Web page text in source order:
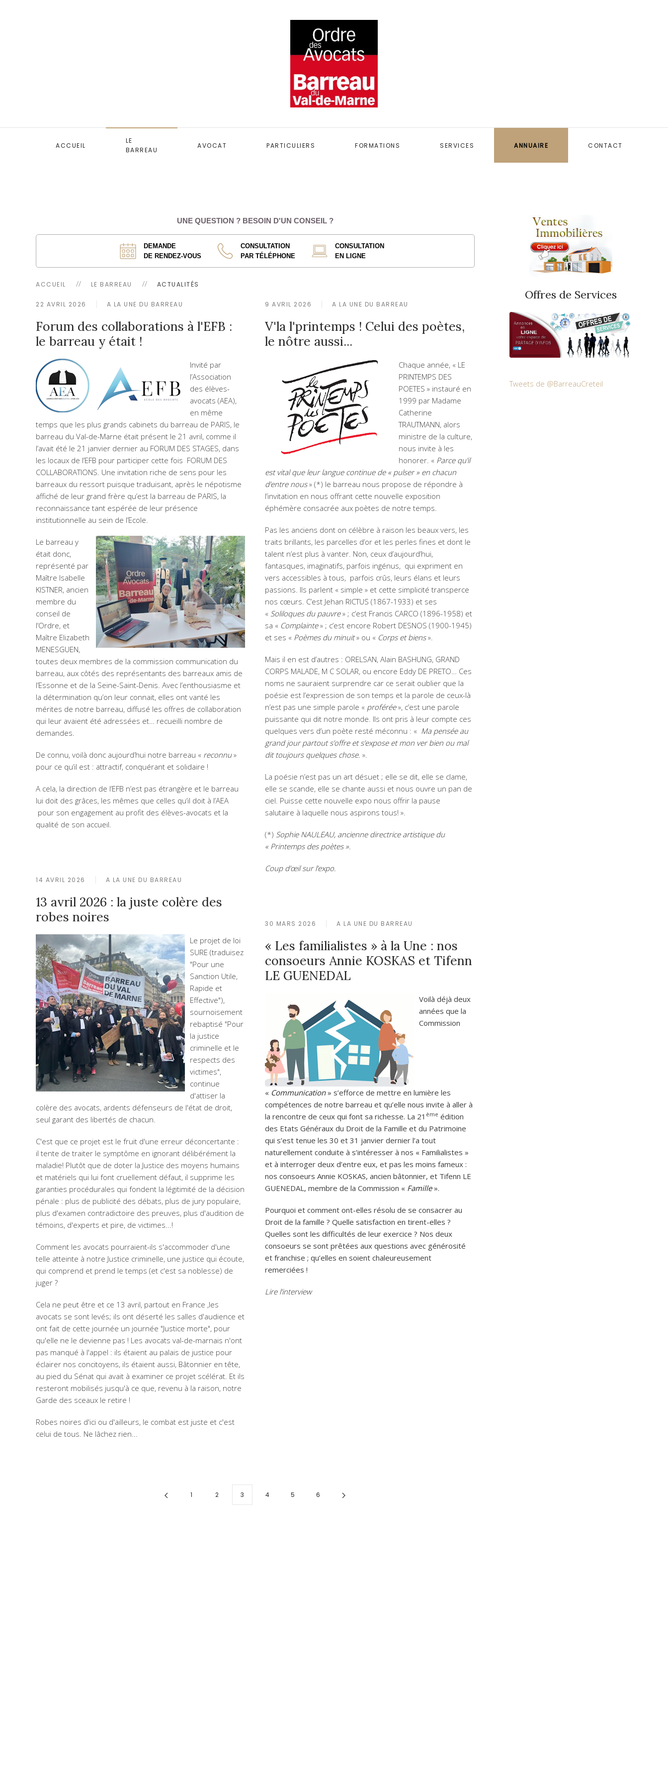
ACCUEIL
LE
BARREAU
AVOCAT PARTICULIERS FORMATIONS SERVICES ANNUAIRE CONTACT
UNE QUESTION ? BESOIN D'UN CONSEIL ?
DEMANDE
DE RENDEZ-VOUS
CONSULTATION
PAR TÉLÉPHONE
CONSULTATION
EN LIGNE
ACCUEIL LE BARREAU ACTUALITÉS
22 AVRIL 2026 A LA UNE DU BARREAU
Forum des collaborations à l'EFB :
le barreau y était !
Invité par
l’Association
des élèves-
avocats (AEA),
en même
temps que les plus grands cabinets du barreau de PARIS, le
barreau du Val-de-Marne était présent le 21 avril, comme il
l’avait été le 21 janvier dernier au FORUM DES STAGES, dans
les locaux de l’EFB pour participer cette fois FORUM DES
COLLABORATIONS. Une invitation riche de sens pour les
barreaux du ressort puisque traduisant, après le népotisme
affiché de leur grand frère qu’est la barreau de PARIS, la
reconnaissance tant espérée de leur présence
institutionnelle au sein de l’Ecole.
Le barreau y
était donc,
représenté par
Maître Isabelle
KISTNER, ancien
membre du
conseil de
l’Ordre, et
Maître Elizabeth
MENESGUEN,
toutes deux membres de la commission communication du
barreau, aux côtés des représentants des barreaux amis de
l’Essonne et de la Seine-Saint-Denis. Avec l’enthousiasme et
la détermination qu’on leur connait, elles ont vanté les
mérites de notre barreau, diffusé les offres de collaboration
qui leur avaient été adressées et… recueilli nombre de
demandes.
De connu, voilà donc aujourd’hui notre barreau « reconnu»
pour ce qu’il est : attractif, conquérant et solidaire !
A cela, la direction de l’EFB n’est pas étrangère et le barreau
lui doit des grâces, les mêmes que celles qu’il doit à l’AEA
pour son engagement au profit des élèves-avocats et la
qualité de son accueil.
14 AVRIL 2026 A LA UNE DU BARREAU
13 avril 2026 : la juste colère des
robes noires
Le projet de loi
SURE (traduisez
"Pour une
Sanction Utile,
Rapide et
Effective"),
sournoisement
rebaptisé "Pour
la justice
criminelle et le
respects des
victimes",
continue
d'attiser la
colère des avocats, ardents défenseurs de l'état de droit,
seul garant des libertés de chacun.
C'est que ce projet est le fruit d'une erreur déconcertante :
il tente de traiter le symptôme en ignorant délibérément la
maladie! Plutôt que de doter la Justice des moyens humains
et matériels qui lui font cruellement défaut, il supprime les
garanties procédurales qui fondent la légitimité de la décision
pénale : plus de publicité des débats, plus de jury populaire,
plus d'examen contradictoire des preuves, plus d'audition de
témoins, d'experts et pire, de victimes...!
Comment les avocats pourraient-ils s'accommoder d'une
telle atteinte à notre Justice criminelle, une justice qui écoute,
qui comprend et prend le temps (et c'est sa noblesse) de
juger ?
Cela ne peut être et ce 13 avril, partout en France ,les
avocats se sont levés; ils ont déserté les salles d'audience et
ont fait de cette journée un journée "Justice morte", pour
qu'elle ne le devienne pas ! Les avocats val-de-marnais n'ont
pas manqué à l'appel : ils étaient au palais de justice pour
éclairer nos concitoyens, ils étaient aussi, Bâtonnier en tête,
au pied du Sénat qui avait à examiner ce projet scélérat. Et ils
resteront mobilisés jusqu'à ce que, revenu à la raison, notre
Garde des sceaux le retire !
Robes noires d'ici ou d'ailleurs, le combat est juste et c'est
celui de tous. Ne lâchez rien...
9 AVRIL 2026 A LA UNE DU BARREAU
V'la l'printemps ! Celui des poètes,
le nôtre aussi...
Chaque année, « LE
PRINTEMPS DES
POETES » instauré en
1999 par Madame
Catherine
TRAUTMANN, alors
ministre de la culture,
nous invite à les
honorer. « Parce qu’il
est vital que leur langue continue de « pulser » en chacun
d’entre nous» (*) le barreau nous propose de répondre à
l’invitation en nous offrant cette nouvelle exposition
éphémère consacrée aux poètes de notre temps.
Pas les anciens dont on célèbre à raison les beaux vers, les
traits brillants, les parcelles d’or et les perles fines et dont le
talent n’est plus à vanter. Non, ceux d’aujourd’hui,
fantasques, imaginatifs, parfois ingénus, qui expriment en
vers accessibles à tous, parfois crûs, leurs élans et leurs
passions. Ils parlent « simple » et cette simplicité transperce
nos cœurs. C’est Jehan RICTUS (1867-1933) et ses
« Soliloques du pauvre» ; c’est Francis CARCO (1896-1958) et
sa « Complainte» ; c’est encore Robert DESNOS (1900-1945)
et ses « Poèmes du minuit» ou « Corps et biens».
Mais il en est d’autres : ORELSAN, Alain BASHUNG, GRAND
CORPS MALADE, M C SOLAR, ou encore Eddy DE PRETO… Ces
noms ne sauraient surprendre car ce serait oublier que la
poésie est l’expression de son temps et la parole de ceux-là
n’est pas une simple parole « proférée», c’est une parole
puissante qui dit notre monde. Ils ont pris à leur compte ces
quelques vers d’un poète resté méconnu : « Ma pensée au
grand jour partout s’offre et s’expose et mon ver bien ou mal
dit toujours quelques chose. ».
La poésie n’est pas un art désuet ; elle se dit, elle se clame,
elle se scande, elle se chante aussi et nous ouvre un pan de
ciel. Puisse cette nouvelle expo nous offrir la pause
salutaire à laquelle nous aspirons tous! ».
(*) Sophie NAULEAU, ancienne directrice artistique du
« Printemps des poètes ».
Coup d’œil sur l’expo.
30 MARS 2026 A LA UNE DU BARREAU
« Les familialistes » à la Une : nos
consoeurs Annie KOSKAS et Tifenn
LE GUENEDAL
Voilà déjà deux
années que la
Commission
« Communication» s’efforce de mettre en lumière les
compétences de notre barreau et qu’elle nous invite à aller à
la rencontre de ceux qui font sa richesse. La 21 ème édition
des Etats Généraux du Droit de la Famille et du Patrimoine
qui s’est tenue les 30 et 31 janvier dernier l’a tout
naturellement conduite à s’intéresser à nos « Familialistes »
et à interroger deux d’entre eux, et pas les moins fameux :
nos consoeurs Annie KOSKAS, ancien bâtonnier, et Tifenn LE
GUENEDAL, membre de la Commission « Famille».
Pourquoi et comment ont-elles résolu de se consacrer au
Droit de la famille ? Quelle satisfaction en tirent-elles ?
Quelles sont les difficultés de leur exercice ? Nos deux
consoeurs se sont prêtées aux questions avec générosité
et franchise ; qu’elles en soient chaleureusement
remerciées !
Lire l’interview
1 2 3 4 5 6
Offres de Services
Tweets de @BarreauCreteil